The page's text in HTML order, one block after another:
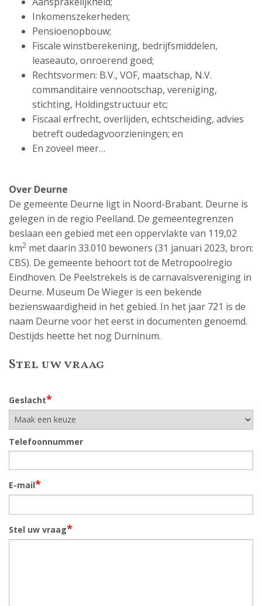
Inkomenszekerheden;
Pensioenopbouw;
Fiscale winstberekening, bedrijfsmiddelen,
leaseauto, onroerend goed;
Rechtsvormen: B.V., VOF, maatschap, N.V.
commanditaire vennootschap, vereniging,
stichting, Holdingstructuur etc;
Fiscaal erfrecht, overlijden, echtscheiding, advies
betreft oudedagvoorzieningen; en
En zoveel meer…
Over Deurne
De gemeente Deurne ligt in Noord-Brabant. Deurne is
gelegen in de regio Peelland. De gemeentegrenzen
beslaan een gebied met een oppervlakte van 119,02
km2 met daarin 33.010 bewoners (31 januari 2023, bron:
CBS). De gemeente behoort tot de Metropoolregio
Eindhoven. De Peelstrekels is de carnavalsvereniging in
Deurne. Museum De Wieger is een bekende
bezienswaardigheid in het gebied. In het jaar 721 is de
naam Deurne voor het eerst in documenten genoemd.
Destijds heette het nog Durninum.
Stel uw vraag
Geslacht*
Telefoonnummer
E-mail*
Stel uw vraag*